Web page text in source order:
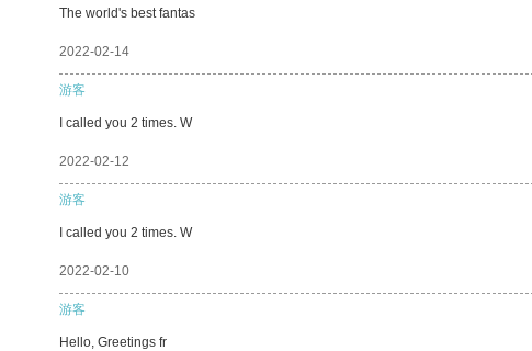
The world's best fantas
2022-02-14
游客
I called you 2 times. W
2022-02-12
游客
I called you 2 times. W
2022-02-10
游客
Hello, Greetings fr